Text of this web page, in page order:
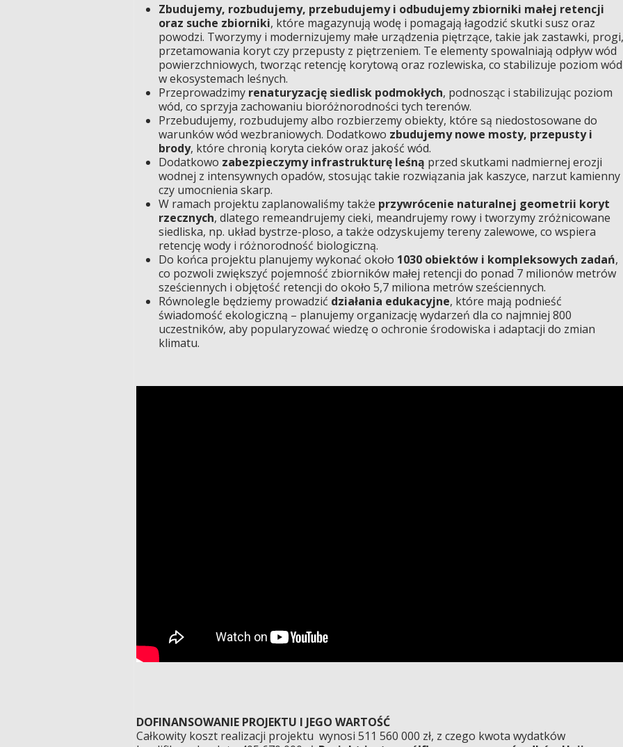
Zbudujemy, rozbudujemy, przebudujemy i odbudujemy zbiorniki małej retencji
oraz suche zbiorniki, które magazynują wodę i pomagają łagodzić skutki susz oraz
powodzi. Tworzymy i modernizujemy małe urządzenia piętrzące, takie jak zastawki, progi,
przetamowania koryt czy przepusty z piętrzeniem. Te elementy spowalniają odpływ wód
powierzchniowych, tworząc retencję korytową oraz rozlewiska, co stabilizuje poziom wód
w ekosystemach leśnych.
Przeprowadzimy renaturyzację siedlisk podmokłych, podnosząc i stabilizując poziom
wód, co sprzyja zachowaniu bioróżnorodności tych terenów.
Przebudujemy, rozbudujemy albo rozbierzemy obiekty, które są niedostosowane do
warunków wód wezbraniowych. Dodatkowo zbudujemy nowe mosty, przepusty i
brody, które chronią koryta cieków oraz jakość wód.
Dodatkowo zabezpieczymy infrastrukturę leśną przed skutkami nadmiernej erozji
wodnej z intensywnych opadów, stosując takie rozwiązania jak kaszyce, narzut kamienny
czy umocnienia skarp.
W ramach projektu zaplanowaliśmy także przywrócenie naturalnej geometrii koryt
rzecznych, dlatego remeandrujemy cieki, meandrujemy rowy i tworzymy zróżnicowane
siedliska, np. układ bystrze-ploso, a także odzyskujemy tereny zalewowe, co wspiera
retencję wody i różnorodność biologiczną.
Do końca projektu planujemy wykonać około 1030 obiektów i kompleksowych zadań,
co pozwoli zwiększyć pojemność zbiorników małej retencji do ponad 7 milionów metrów
sześciennych i objętość retencji do około 5,7 miliona metrów sześciennych.
Równolegle będziemy prowadzić działania edukacyjne, które mają podnieść
świadomość ekologiczną – planujemy organizację wydarzeń dla co najmniej 800
uczestników, aby popularyzować wiedzę o ochronie środowiska i adaptacji do zmian
klimatu.
DOFINANSOWANIE PROJEKTU I JEGO WARTOŚĆ
Całkowity koszt realizacji projektu wynosi 511 560 000 zł, z czego kwota wydatków